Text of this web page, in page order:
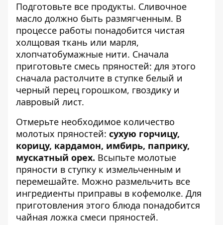
Подготовьте все продукты. Сливочное
масло должно быть размягченным. В
процессе работы понадобится чистая
холщовая ткань или марля,
хлопчатобумажные нити. Сначала
приготовьте смесь пряностей: для этого
сначала растолчите в ступке белый и
черный перец горошком, гвоздику и
лавровый лист.
Отмерьте необходимое количество
молотых пряностей: сухую горчицу,
корицу, кардамон, имбирь, паприку,
мускатный орех. Всыпьте молотые
пряности в ступку к измельченным и
перемешайте. Можно размельчить все
ингредиенты приправы в кофемолке. Для
приготовления этого блюда понадобится
чайная ложка смеси пряностей.